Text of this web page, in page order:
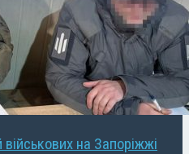
на Запоріжжі